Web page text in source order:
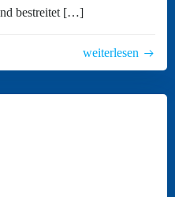
bestreitet […]
weiterlesen